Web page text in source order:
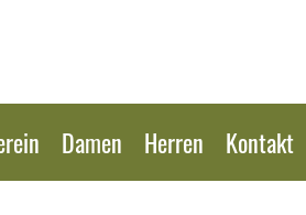
Damen Herren Kontakt